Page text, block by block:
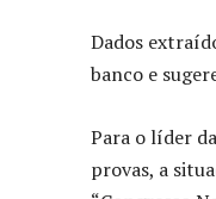
Dados
banco e
Para o líder
provas, a